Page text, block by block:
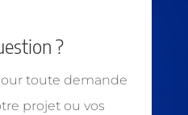
?
toute demande
projet ou vos